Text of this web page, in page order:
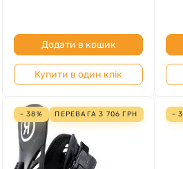
Додати в кошик
Купити в один клік
- 38% ПЕРЕВАГА3 706 ГРН -